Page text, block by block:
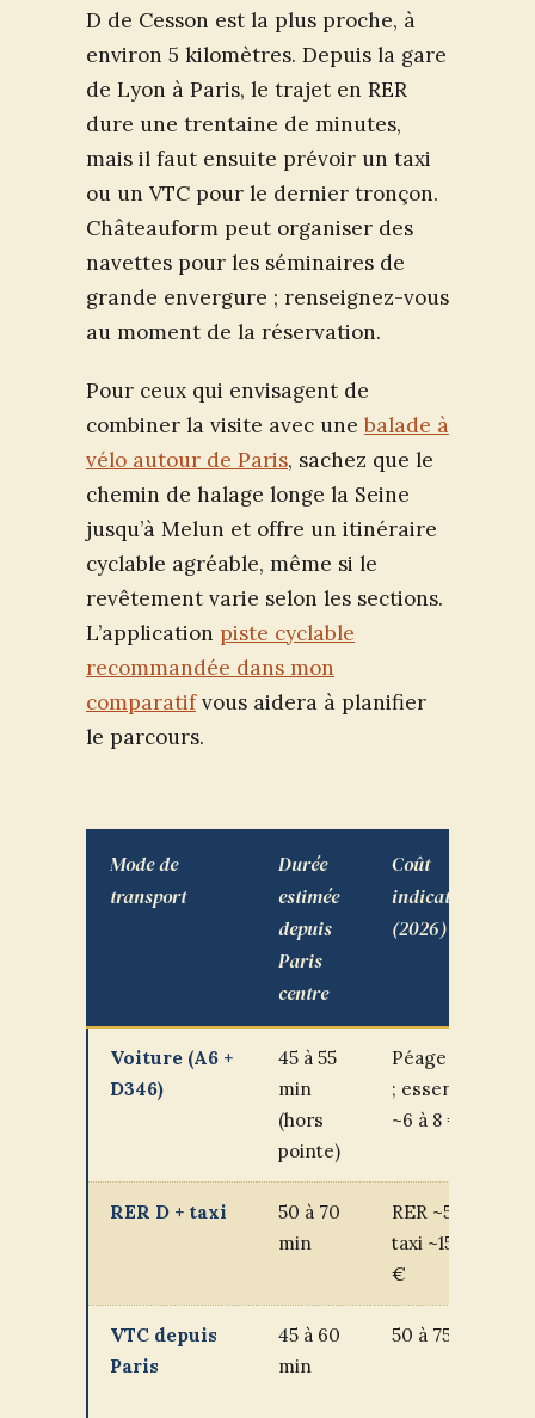
D de Cesson est la plus proche, à
environ 5 kilomètres. Depuis la gare
de Lyon à Paris, le trajet en RER
dure une trentaine de minutes,
mais il faut ensuite prévoir un taxi
ou un VTC pour le dernier tronçon.
Châteauform peut organiser des
navettes pour les séminaires de
grande envergure ; renseignez-vous
au moment de la réservation.
Pour ceux qui envisagent de
combiner la visite avec une balade à
vélo autour de Paris, sachez que le
chemin de halage longe la Seine
jusqu’à Melun et offre un itinéraire
cyclable agréable, même si le
revêtement varie selon les sections.
L’application piste cyclable
recommandée dans mon
comparatifvous aidera à planifier
le parcours.
Mode de
transport
Durée
estimée
depuis
Paris
centre
Coût
indicatif
(2026)
Voiture (A6 +
D346)
45 à 55
min
(hors
pointe)
Péage : 0 €
; essence
~6 à 8 €
RER D + taxi
50 à 70
min
RER ~5 € ;
taxi ~15 à 20
€
VTC depuis
Paris
45 à 60
min
50 à 75 €